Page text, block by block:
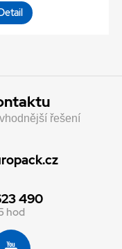
řešení
490
hod